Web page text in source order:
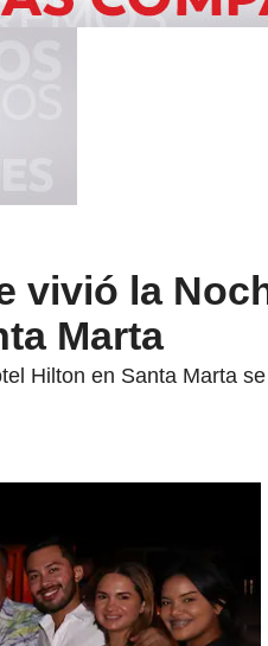
vivió la
Marta
Hilton en Santa Marta